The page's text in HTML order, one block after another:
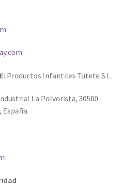
Productos Infantiles Tutete S.L.
La Polvorista, 30500
España.